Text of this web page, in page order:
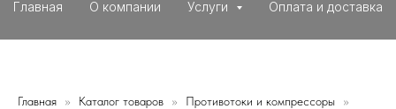
Главная О компании Услуги Оплата и доставка
Главная Каталог товаров
Противотоки и компрессоры